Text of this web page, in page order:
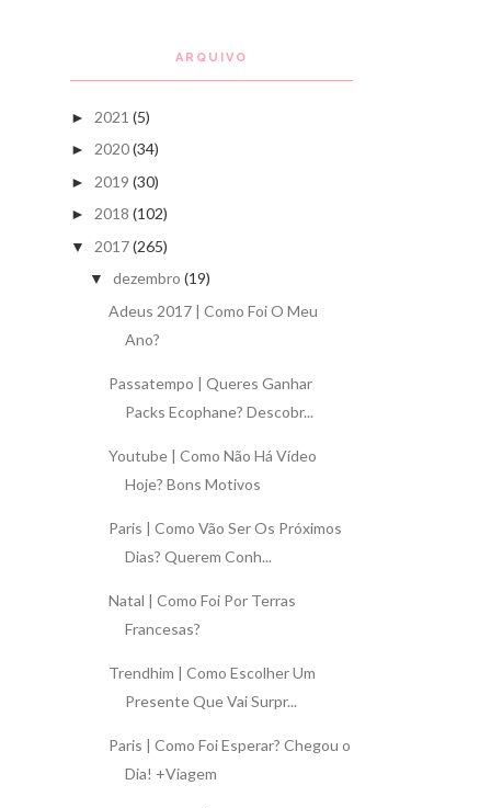
ARQUIVO
► 2021 (5)
► 2020(34)
► 2019 (30)
► 2018 (102)
▼ 2017(265)
▼ dezembro (19)
Adeus 2017 | Como Foi O Meu
Ano?
Passatempo | Queres Ganhar
Packs Ecophane? Descobr...
Youtube | Como Não Há Vídeo
Hoje? Bons Motivos
Paris | Como Vão Ser Os Próximos
Dias? Querem Conh...
Natal | Como Foi Por Terras
Francesas?
Trendhim | Como Escolher Um
Presente Que Vai Surpr...
Paris | Como Foi Esperar? Chegou o
Dia! +Viagem